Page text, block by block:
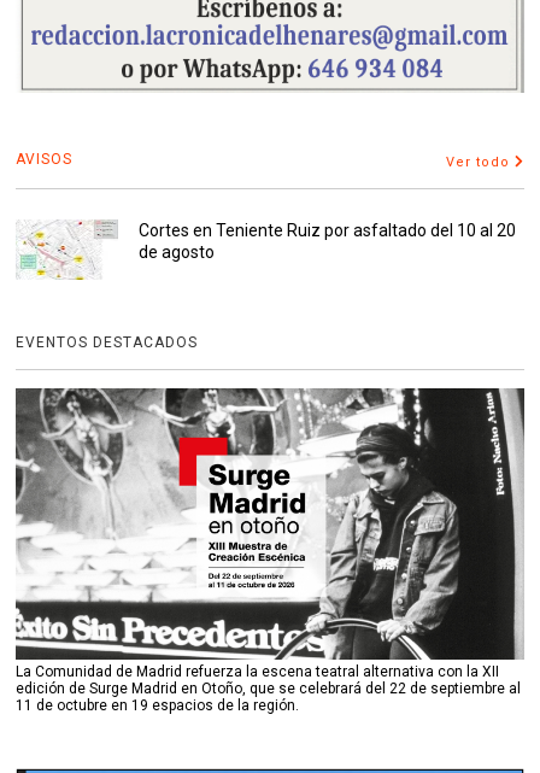
AVISOS Ver todo
Cortes en Teniente Ruiz por asfaltado del 10 al 20
de agosto
EVENTOS DESTACADOS
La Comunidad de Madrid refuerza la escena teatral alternativa con la XII
edición de Surge Madrid en Otoño, que se celebrará del 22 de septiembre al
11 de octubre en 19 espacios de la región.